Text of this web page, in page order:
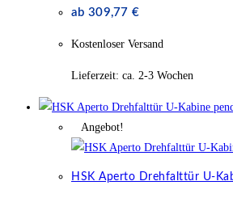
ab 309,77€
Kostenloser Versand
Lieferzeit: ca. 2-3 Wochen
Angebot!
HSK Aperto Drehfalttür U-